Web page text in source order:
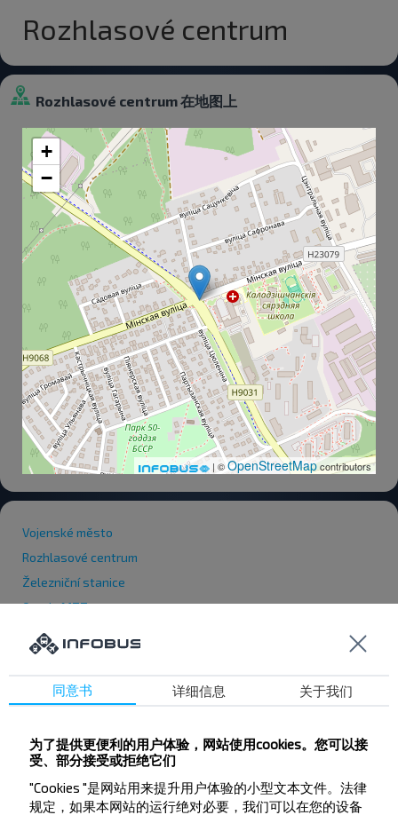
Rozhlasové centrum
Rozhlasové centrum 在地图上
+
−
| ©OpenStreetMapcontributors
Vojenské město
Rozhlasové centrum
Železniční stanice
Osada MTZ
Zvezdnaya str.
Glebkovka
Forest
Volmyansky Shlyakh
Petrovský pruh
Tyulenina ul.
Ostrožská ul.
同意书 详细信息 关于我们
为了提供更便利的用户体验，网站使用cookies。您可以接
受、部分接受或拒绝它们
"Cookies "是网站用来提升用户体验的小型文本文件。法律
规定，如果本网站的运行绝对必要，我们可以在您的设备